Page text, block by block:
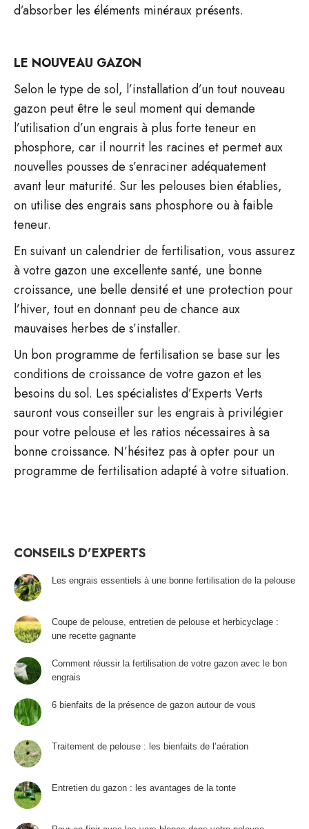
d’absorber les éléments minéraux présents.
LE NOUVEAU GAZON
Selon le type de sol, l’installation d’un tout nouveau
gazon peut être le seul moment qui demande
l’utilisation d’un engrais à plus forte teneur en
phosphore, car il nourrit les racines et permet aux
nouvelles pousses de s’enraciner adéquatement
avant leur maturité. Sur les pelouses bien établies,
on utilise des engrais sans phosphore ou à faible
teneur.
En suivant un calendrier de fertilisation, vous assurez
à votre gazon une excellente santé, une bonne
croissance, une belle densité et une protection pour
l’hiver, tout en donnant peu de chance aux
mauvaises herbes de s’installer.
Un bon programme de fertilisation se base sur les
conditions de croissance de votre gazon et les
besoins du sol. Les spécialistes d’Experts Verts
sauront vous conseiller sur les engrais à privilégier
pour votre pelouse et les ratios nécessaires à sa
bonne croissance. N’hésitez pas à opter pour un
programme de fertilisation adapté à votre situation.
CONSEILS D’EXPERTS
Les engrais essentiels à une bonne fertilisation de la pelouse
Coupe de pelouse, entretien de pelouse et herbicyclage :
une recette gagnante
Comment réussir la fertilisation de votre gazon avec le bon
engrais
6 bienfaits de la présence de gazon autour de vous
Traitement de pelouse : les bienfaits de l’aération
Entretien du gazon : les avantages de la tonte